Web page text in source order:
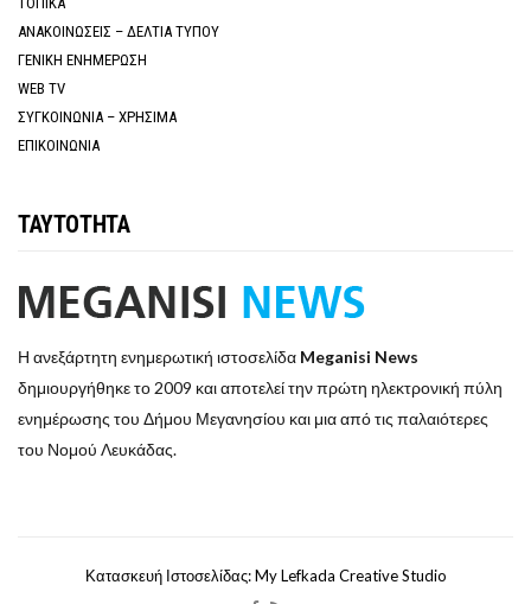
ΑΝΑΚΟΙΝΩΣΕΙΣ – ΔΕΛΤΙΑ ΤΥΠΟΥ
ΓΕΝΙΚΗ ΕΝΗΜΕΡΩΣΗ
WEB TV
ΣΥΓΚΟΙΝΩΝΙΑ – ΧΡΗΣΙΜΑ
ΕΠΙΚΟΙΝΩΝΙΑ
ΤΑΥΤΟΤΗΤΑ
Η ανεξάρτητη ενημερωτική ιστοσελίδα Meganisi News
δημιουργήθηκε το 2009 και αποτελεί την πρώτη ηλεκτρονική πύλη
ενημέρωσης του Δήμου Μεγανησίου και μια από τις παλαιότερες
του Νομού Λευκάδας.
Κατασκευή Ιστοσελίδας: My Lefkada Creative Studio